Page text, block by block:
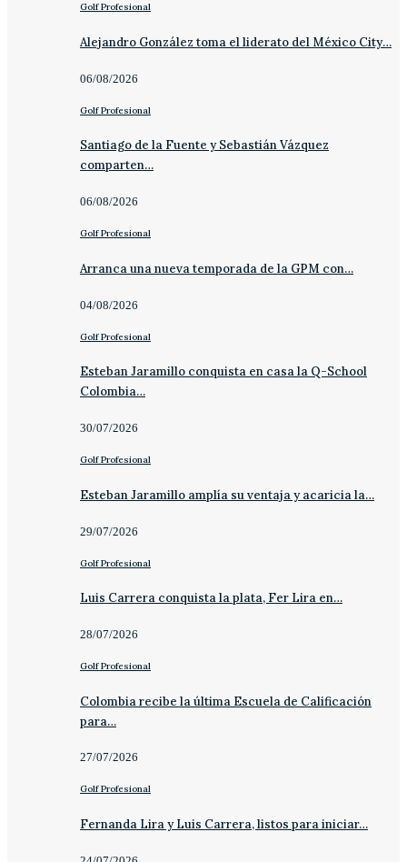
Golf Profesional
Alejandro González toma el liderato del México City…
06/08/2026
Golf Profesional
Santiago de la Fuente y Sebastián Vázquez
comparten…
06/08/2026
Golf Profesional
Arranca una nueva temporada de la GPM con…
04/08/2026
Golf Profesional
Esteban Jaramillo conquista en casa la Q-School
Colombia…
30/07/2026
Golf Profesional
Esteban Jaramillo amplía su ventaja y acaricia la…
29/07/2026
Golf Profesional
Luis Carrera conquista la plata, Fer Lira en…
28/07/2026
Golf Profesional
Colombia recibe la última Escuela de Calificación
para…
27/07/2026
Golf Profesional
Fernanda Lira y Luis Carrera, listos para iniciar…